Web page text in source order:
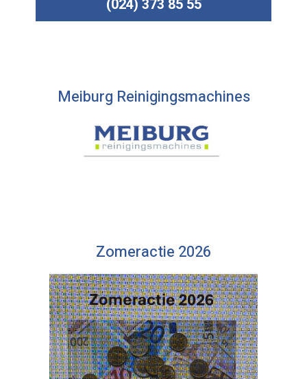
(024) 373 85 55
Meiburg Reinigingsmachines
Zomeractie 2026